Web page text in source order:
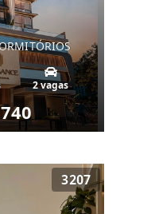
2 vagas
3207